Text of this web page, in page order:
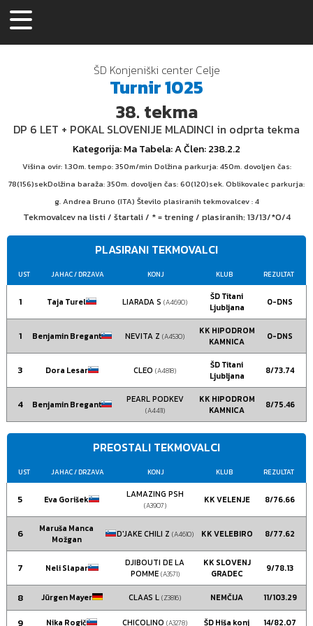
ŠD Konjeniški center Celje
Turnir1025
38. tekma
DP 6 LET + POKAL SLOVENIJE MLADINCI in odprta tekma
Kategorija: MaTabela: AČlen: 238.2.2
Višina ovir: 1.30m. tempo: 350m/min Dolžina parkurja: 450m. dovoljen čas:
78(156)sekDolžina baraža: 350m. dovoljen čas: 60(120)sek. Oblikovalec parkurja:
g. Andrea Bruno (ITA) Število plasiranih tekmovalcev : 4
Tekmovalcev na listi / štartali / * = trening / plasiranih: 13/13/*0/4
PLASIRANI TEKMOVALCI
UST JAHAC/ DRZAVA KONJ KLUB REZULTAT
1 Taja Turel LIARADA S(A4690)
ŠD Titani
Ljubljana
0-DNS
1 Benjamin Bregant NEVITA Z(A4530)
KK HIPODROM
KAMNICA
0-DNS
3 Dora Lesar CLEO(A4818)
ŠD Titani
Ljubljana
8/73.74
4 Benjamin Bregant PEARL PODKEV
(A4411)
KK HIPODROM
KAMNICA
8/75.46
PREOSTALI TEKMOVALCI
UST JAHAC/ DRZAVA KONJ KLUB REZULTAT
5 Eva Gorišek LAMAZING PSH
(A3907)
KK VELENJE 8/76.66
6
Maruša Manca
Možgan
D'JAKE CHILI Z (A4610) KK VELEBIRO 8/77.62
7 Neli Slapar
DJIBOUTI DE LA
POMME (A3571)
KK SLOVENJ
GRADEC
9/78.13
8 Jürgen Mayer CLAAS L(Z3816) NEMČIJA 11/103.29
9 Nika Rogič CHICOLINO(A3278) ŠD Hiša konj 14/82.07